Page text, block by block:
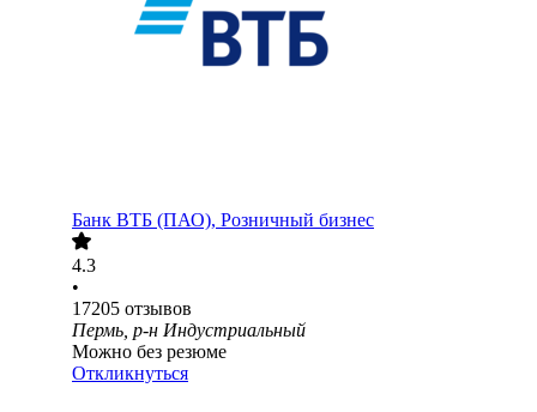
Банк ВТБ (ПАО), Розничный бизнес
4.3
•
17205 отзывов
Пермь, р-н Индустриальный
Можно без резюме
Откликнуться